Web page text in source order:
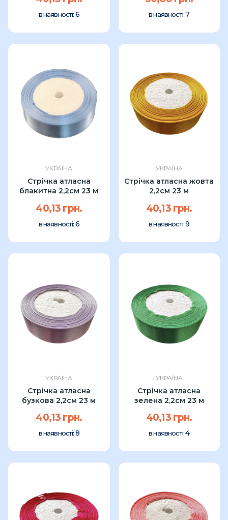
в наявності: 6 в наявності:7
УКРАЇНА
Стрічка атласна
блакитна 2,2см 23 м
40,13 грн.
в наявності: 6
УКРАЇНА
Стрічка атласна жовта
2,2см 23 м
40,13 грн.
в наявності:9
УКРАЇНА
Стрічка атласна
бузкова 2,2см 23 м
40,13 грн.
в наявності: 8
УКРАЇНА
Стрічка атласна
зелена 2,2см 23 м
40,13 грн.
в наявності:4